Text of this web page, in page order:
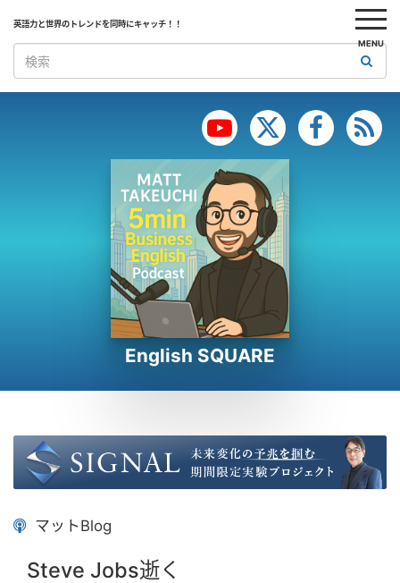
MENU
英語力と世界のトレンドを同時にキャッチ！！
English SQUARE
マットBlog
Steve Jobs逝く